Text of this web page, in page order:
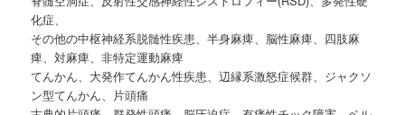
化症、
その他の中枢神経系脱髄性疾患、半身麻痺、脳性麻痺、四肢麻
痺、対麻痺、非特定運動麻痺
てんかん、大発作てんかん性疾患、辺縁系激怒症候群、ジャクソ
ン型てんかん、片頭痛